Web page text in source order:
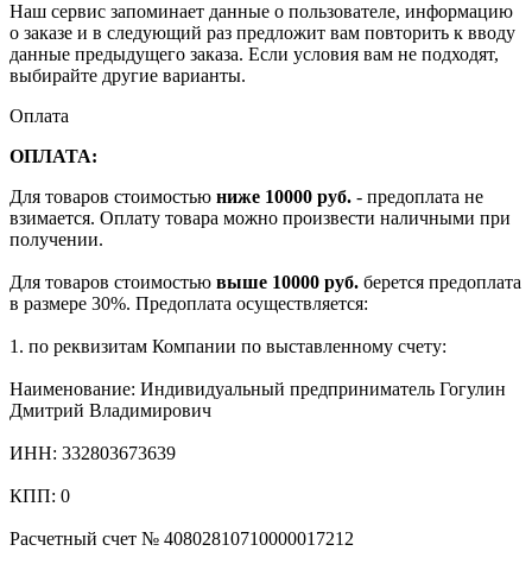
Наш сервис запоминает данные о пользователе, информацию
о заказе и в следующий раз предложит вам повторить к вводу
данные предыдущего заказа. Если условия вам не подходят,
выбирайте другие варианты.
Оплата
ОПЛАТА:
Для товаров стоимостью ниже 10000 руб. - предоплата не
взимается. Оплату товара можно произвести наличными при
получении.
Для товаров стоимостью выше 10000 руб. берется предоплата
в размере 30%. Предоплата осуществляется:
1. по реквизитам Компании по выставленному счету:
Наименование: Индивидуальный предприниматель Гогулин
Дмитрий Владимирович
ИНН: 332803673639
КПП: 0
Расчетный счет № 40802810710000017212